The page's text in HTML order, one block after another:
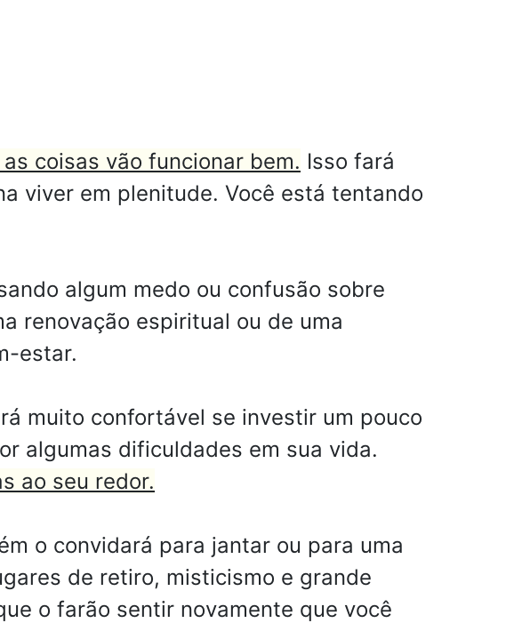
coisas vão funcionar bem. Isso fará
viver em plenitude. Você está tentando
algum medo ou confusão sobre
renovação espiritual ou de uma
estar.
muito confortável se investir um pouco
algumas dificuldades em sua vida.
ao seu redor.
o convidará para jantar ou para uma
de retiro, misticismo e grande
o farão sentir novamente que você